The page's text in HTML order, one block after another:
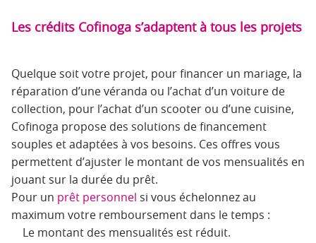
Les crédits Cofinoga s’adaptent à tous les projets
Quelque soit votre projet, pour financer un mariage, la
réparation d’une véranda ou l’achat d’un voiture de
collection, pour l’achat d’un scooter ou d’une cuisine,
Cofinoga propose des solutions de financement
souples et adaptées à vos besoins. Ces offres vous
permettent d’ajuster le montant de vos mensualités en
jouant sur la durée du prêt.
Pour un prêt personnel si vous échelonnez au
maximum votre remboursement dans le temps :
Le montant des mensualités est réduit.